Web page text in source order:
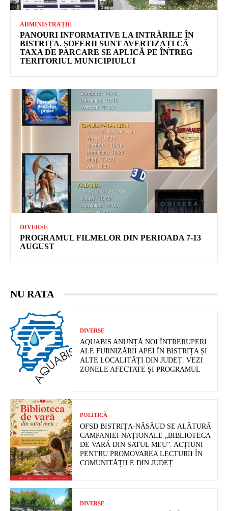
ADMINISTRAȚIE
PANOURI INFORMATIVE LA INTRĂRILE ÎN
BISTRIȚA. ȘOFERII SUNT AVERTIZAȚI CĂ
TAXA DE PARCARE SE APLICĂ PE ÎNTREG
TERITORIUL MUNICIPIULUI
DIVERSE
PROGRAMUL FILMELOR DIN PERIOADA 7-13
AUGUST
NU RATA
DIVERSE
AQUABIS ANUNȚĂ NOI ÎNTRERUPERI
ALE FURNIZĂRII APEI ÎN BISTRIȚA ȘI
ALTE LOCALITĂȚI DIN JUDEȚ. VEZI
ZONELE AFECTATE ȘI PROGRAMUL
POLITICĂ
OFSD BISTRIȚA-NĂSĂUD SE ALĂTURĂ
CAMPANIEI NAȚIONALE „BIBLIOTECA
DE VARĂ DIN SATUL MEU”. ACȚIUNI
PENTRU PROMOVAREA LECTURII ÎN
COMUNITĂȚILE DIN JUDEȚ
DIVERSE